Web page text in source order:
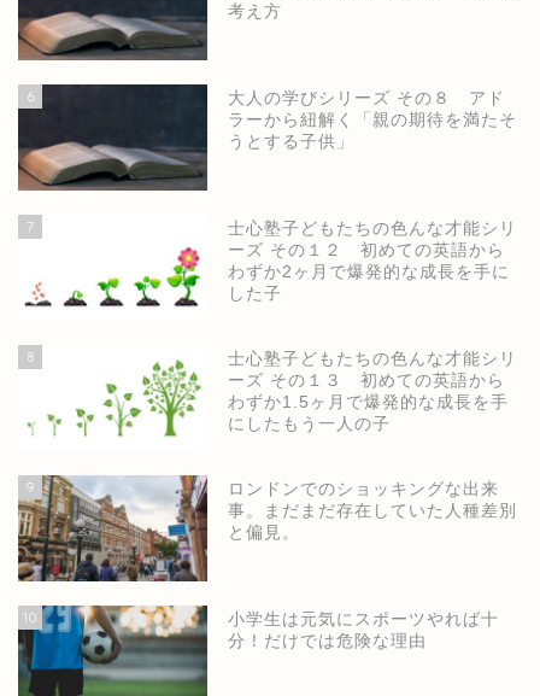
考え方
6
大人の学びシリーズ その８ アド
ラーから紐解く「親の期待を満たそ
うとする子供」
7
士心塾子どもたちの色んな才能シリ
ーズ その１２ 初めての英語から
わずか2ヶ月で爆発的な成長を手に
した子
8
士心塾子どもたちの色んな才能シリ
ーズ その１３ 初めての英語から
わずか1.5ヶ月で爆発的な成長を手
にしたもう一人の子
9
ロンドンでのショッキングな出来
事。まだまだ存在していた人種差別
と偏見。
10
小学生は元気にスポーツやれば十
分！だけでは危険な理由